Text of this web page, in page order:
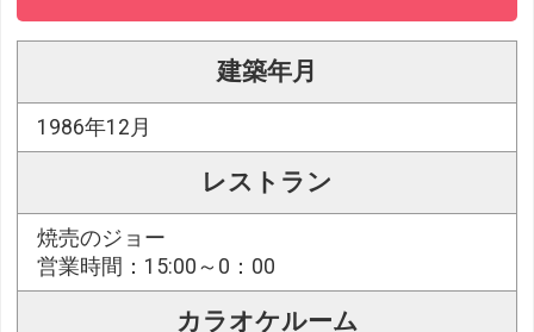
建築年月
1986年12月
レストラン
焼売のジョー
営業時間：15:00～0：00
カラオケルーム